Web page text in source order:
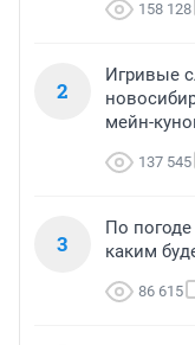
158 128
2
Игривые
мейн-
137 545
3
По
каким
86 615